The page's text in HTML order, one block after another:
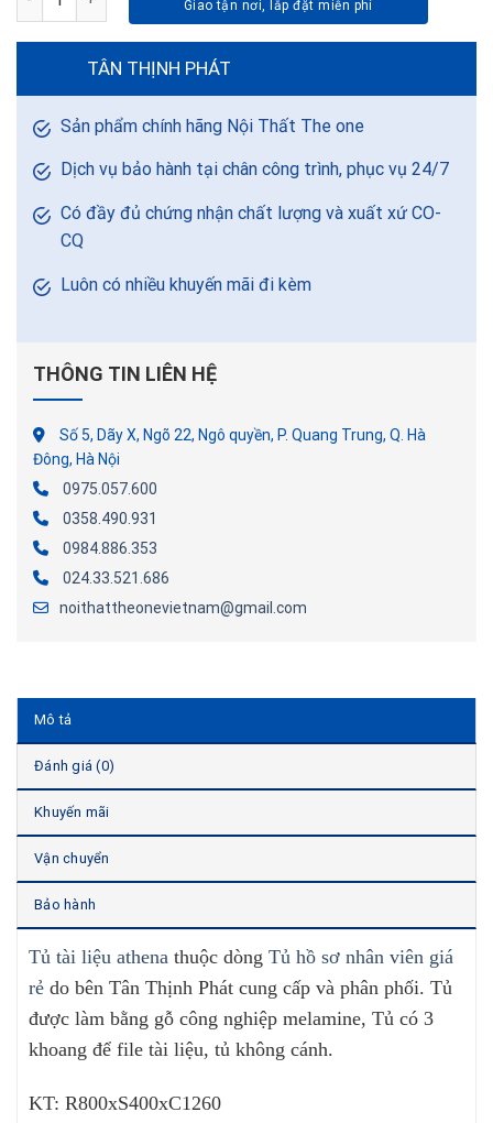
TÂN THỊNH PHÁT
Sản phẩm chính hãng Nội Thất The one
Dịch vụ bảo hành tại chân công trình, phục vụ 24/7
Có đầy đủ chứng nhận chất lượng và xuất xứ CO-
CQ
Luôn có nhiều khuyến mãi đi kèm
THÔNG TIN LIÊN HỆ
Số 5, Dãy X, Ngõ 22, Ngô quyền, P. Quang Trung, Q. Hà
Đông, Hà Nội
0975.057.600
0358.490.931
0984.886.353
024.33.521.686
noithattheonevietnam@gmail.com
Mô tả
Đánh giá (0)
Khuyến mãi
Vận chuyển
Bảo hành
Tủ tài liệu athena thuộc dòng Tủ hồ sơ nhân viên giá
rẻ do bên Tân Thịnh Phát cung cấp và phân phối. Tủ
được làm bằng gỗ công nghiệp melamine, Tủ có 3
khoang để file tài liệu, tủ không cánh.
KT: R800xS400xC1260